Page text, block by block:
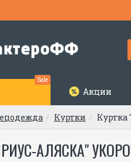
Sale
Акции
Куртки
АЛЯСКА"